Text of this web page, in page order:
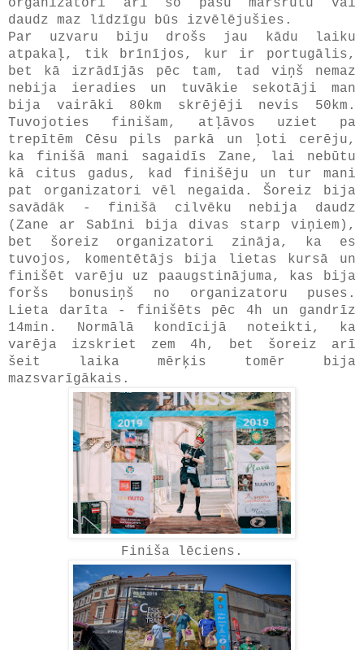
organizatori arī šo pašu maršrutu vai
daudz maz līdzīgu būs izvēlējušies.
Par uzvaru biju drošs jau kādu laiku
atpakaļ, tik brīnījos, kur ir portugālis,
bet kā izrādījās pēc tam, tad viņš nemaz
nebija ieradies un tuvākie sekotāji man
bija vairāki 80km skrējēji nevis 50km.
Tuvojoties finišam, atļāvos uziet pa
trepītēm Cēsu pils parkā un ļoti cerēju,
ka finišā mani sagaidīs Zane, lai nebūtu
kā citus gadus, kad finišēju un tur mani
pat organizatori vēl negaida. Šoreiz bija
savādāk - finišā cilvēku nebija daudz
(Zane ar Sabīni bija divas starp viņiem),
bet šoreiz organizatori zināja, ka es
tuvojos, komentētājs bija lietas kursā un
finišēt varēju uz paaugstinājuma, kas bija
foršs bonusiņš no organizatoru puses.
Lieta darīta - finišēts pēc 4h un gandrīz
14min. Normālā kondīcijā noteikti, ka
varēja izskriet zem 4h, bet šoreiz arī
šeit laika mērķis tomēr bija
mazsvarīgākais.
Finiša lēciens.